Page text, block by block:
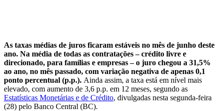
As taxas médias de juros ficaram estáveis no mês de junho deste
ano. Na média de todas as contratações – crédito livre e
direcionado, para famílias e empresas – o juro chegou a 31,5%
ao ano, no mês passado, com variação negativa de apenas 0,1
ponto percentual (p.p.). Ainda assim, a taxa está em nível mais
elevado, com aumento de 3,6 p.p. em 12 meses, segundo as
Estatísticas Monetárias e de Crédito, divulgadas nesta segunda-feira
(28) pelo Banco Central (BC).